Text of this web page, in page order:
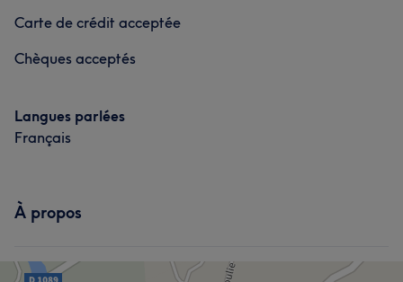
Carte de crédit acceptée
Chèques acceptés
Langues parlées
Français
À propos